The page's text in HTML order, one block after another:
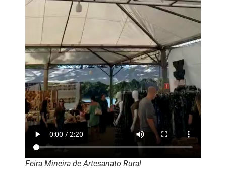
Feira Mineira de Artesanato Rural